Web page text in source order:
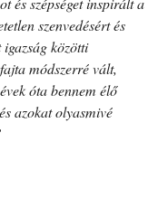
szenvedésért és
közötti
módszerré vált,
óta bennem élő
azokat olyasmivé